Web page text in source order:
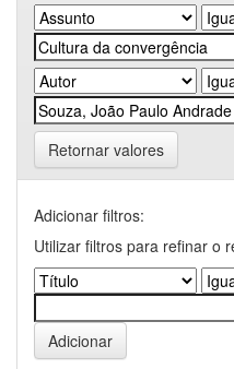
Retornar valores
Adicionar filtros:
Utilizar filtros para refinar o